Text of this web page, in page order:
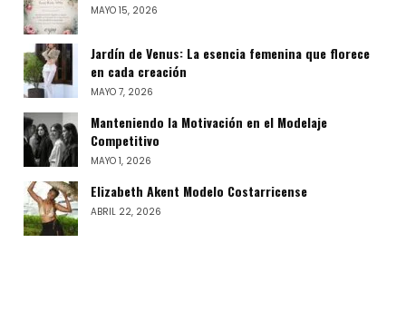
MAYO 15, 2026
Jardín de Venus: La esencia femenina que florece
en cada creación
MAYO 7, 2026
Manteniendo la Motivación en el Modelaje
Competitivo
MAYO 1, 2026
Elizabeth Akent Modelo Costarricense
ABRIL 22, 2026